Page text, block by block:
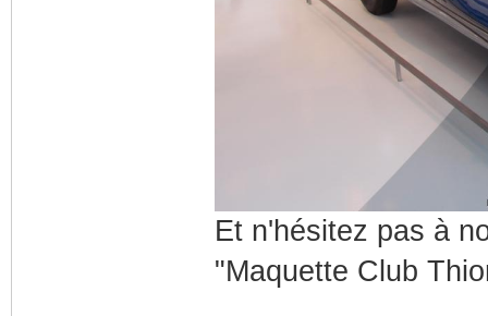
Et n'hésitez pas à
"Maquette Club